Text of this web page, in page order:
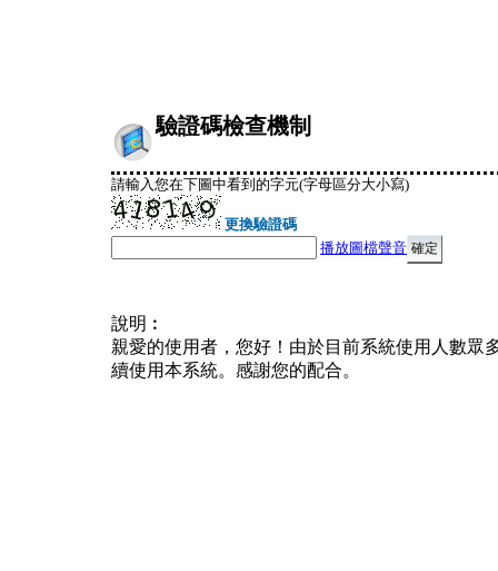
驗證碼檢查機制
請輸入您在下圖中看到的字元(字母區分大小寫)
更換驗證碼
播放圖檔聲音
說明︰
親愛的使用者，您好！由於目前系統使用人數眾
續使用本系統。感謝您的配合。